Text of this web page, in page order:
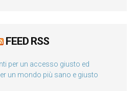
FEED RSS
per un accesso giusto ed
un mondo più sano e giusto